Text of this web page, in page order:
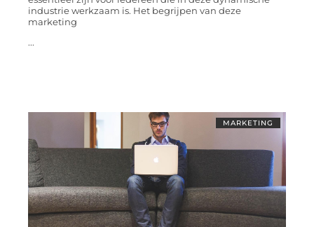
industrie werkzaam is. Het begrijpen van deze
marketing
...
MARKETING